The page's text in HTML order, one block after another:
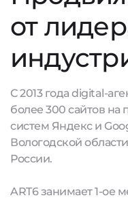
от
С 2013 года digital-
более 300 сайтов
систем Яндекс и
Вологодской
России.
ART6 занимает 1-ое